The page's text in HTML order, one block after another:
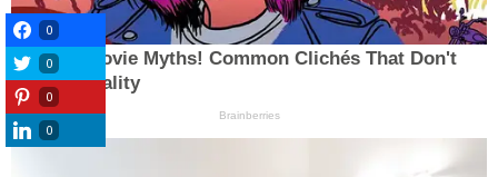
0
0
0
0